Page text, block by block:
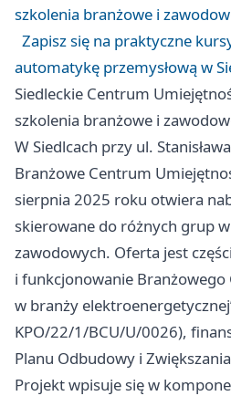
szkolenia branżowe i
Zapisz się na praktyczne
automatykę przemysłową w
Siedleckie Centrum
szkolenia branżowe i
W Siedlcach przy ul.
Branżowe Centrum
sierpnia 2025 roku otwiera
skierowane do różnych grup
zawodowych. Oferta jest
i funkcjonowanie
w branży
KPO/22/1/BCU/U/0026),
Planu Odbudowy i
Projekt wpisuje się w